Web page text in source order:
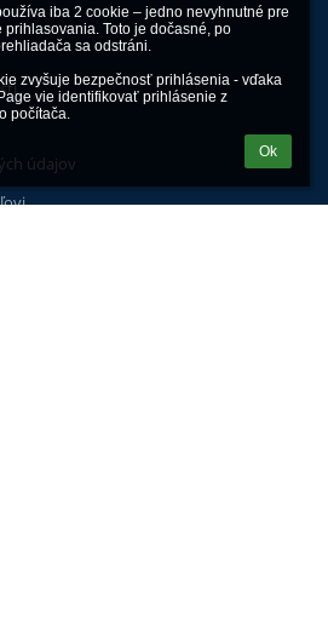
iba 2 cookie – jedno nevyhnutné pre
prihlasovania. Toto je dočasné, po
sa odstráni.
zvyšuje bezpečnosť prihlásenia - vďaka
vie identifikovať prihlásenie z
počítača.
Ok
údajov